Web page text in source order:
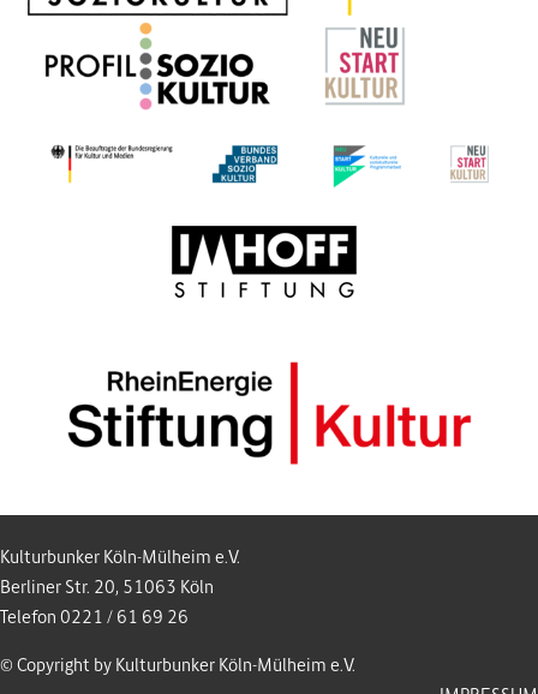
Kulturbunker Köln-Mülheim e.V.
Berliner Str. 20, 51063 Köln
Telefon 0221 / 61 69 26
© Copyright by Kulturbunker Köln-Mülheim e.V.